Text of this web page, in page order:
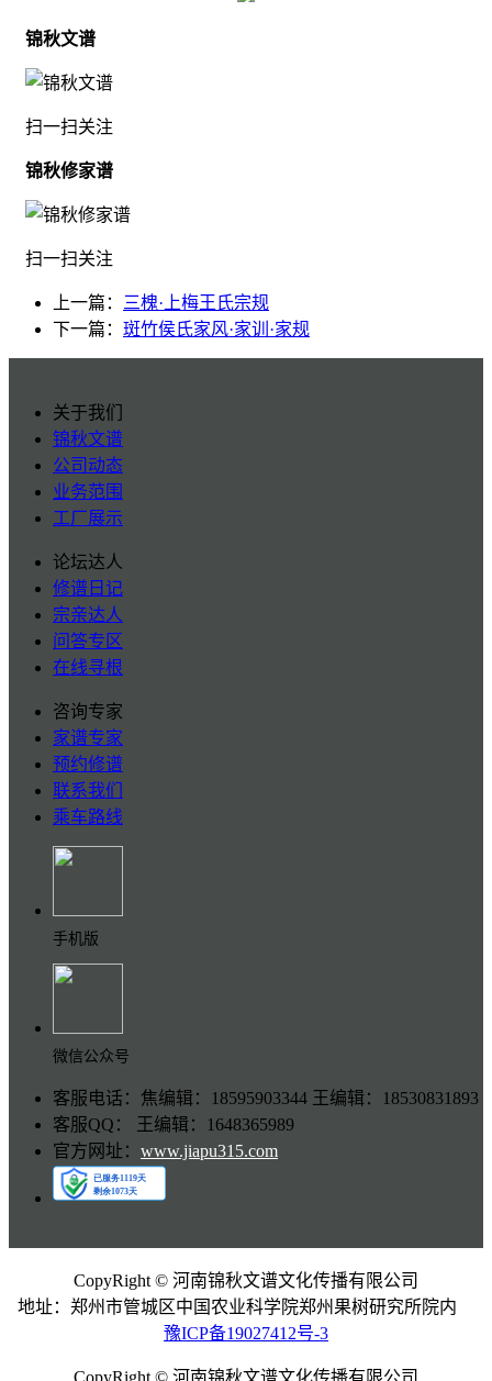
锦秋文谱
扫一扫关注
锦秋修家谱
扫一扫关注
上一篇：
三槐·上梅王氏宗规
下一篇： 斑竹侯氏家风·家训·家规
关于我们
锦秋文谱
公司动态
业务范围
工厂展示
论坛达人
修谱日记
宗亲达人
问答专区
在线寻根
咨询专家
家谱专家
预约修谱
联系我们
乘车路线
手机版
微信公众号
客服电话：焦编辑：18595903344 王编辑：18530831893
客服QQ： 王编辑：1648365989
官方网址： www.jiapu315.com
CopyRight © 河南锦秋文谱文化传播有限公司
地址：郑州市管城区中国农业科学院郑州果树研究所院内
豫ICP备19027412号-3
CopyRight © 河南锦秋文谱文化传播有限公司